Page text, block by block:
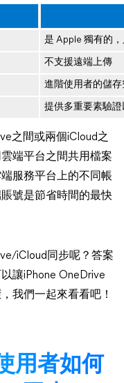
是 Apple 獨有的
不支援遠端上傳
進階使用者的儲
提供多重要素驗
之間或兩個iCloud之
端平台之間共用檔案
服務平台上的不同帳
號是節省時間的最快
iCloud同步呢？答案
讓iPhone OneDrive
我們一起來看看吧！
用者如何